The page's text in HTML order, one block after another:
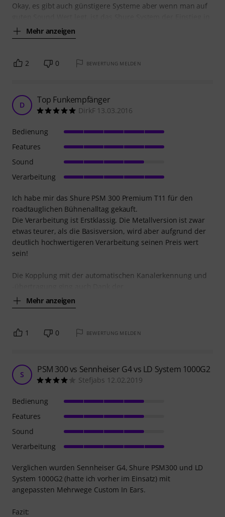
Okay, es gibt auch günstigere Systeme aber wenn man auf
Mehr anzeigen
2 0 BEWERTUNG MELDEN
D Top Funkempfänger
DirkF 13.03.2016
Ich habe mir das Shure PSM 300 Premium T11 für den
roadtauglichen Bühnenalltag gekauft.
Die Verarbeitung ist Erstklassig. Die Metallversion ist zwar
etwas teurer, als die Basisversion, wird aber aufgrund der
deutlich hochwertigeren Verarbeitung seinen Preis wert
sein!
Die Kopplung mit der automatischen Kanalerkennung und
Mehr anzeigen
Bedienung
Features
Sound
Verarbeitung
1 0 BEWERTUNG MELDEN
S PSM 300 vs Sennheiser G4 vs LD System 1000G2
Stefjabs 12.02.2019
Verglichen wurden Sennheiser G4, Shure PSM300 und LD
System 1000G2 (hatte ich vorher im Einsatz) mit
angepassten Mehrwege Custom In Ears.
Fazit:
Bedienung
Features
Sound
Verarbeitung